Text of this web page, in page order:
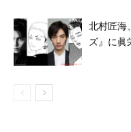
北村匠海
ズ』に眞